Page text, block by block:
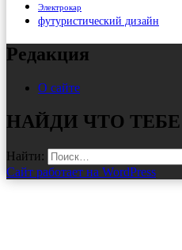
Электрокар
футуристический дизайн
Редакция
О сайте
НАЙДИ ЧТО
Найти:
Сайт работает на WordPress